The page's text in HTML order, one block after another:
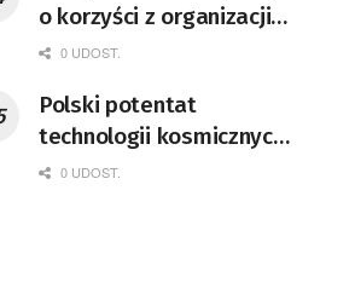
o korzyści z organizacji
mety Tour de Pologne
0 UDOST.
Polski potentat
technologii kosmicznych
wprowadzi się do Zielonej
0 UDOST.